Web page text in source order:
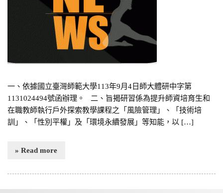
一、依據國立臺灣師範大學113年9月4日師大體研中字第
1131024494號函辦理。 二、旨揭研習係為提升師資培育生和
在職教師執行戶外探索教學課程之「風險管理」、「技術培
訓」、「性別平權」及「環境永續發展」等知能，以 […]
» Read more